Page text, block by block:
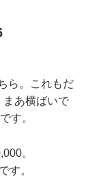
ら。これもだ
まあ横ばいで
す。
。
す。